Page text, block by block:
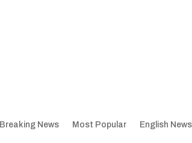
Breaking News Most Popular English News